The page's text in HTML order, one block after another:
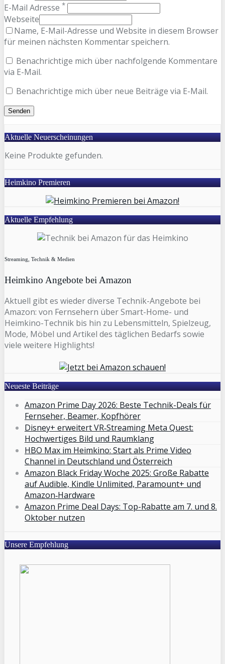
E-Mail Adresse *
Webseite
Name, E-Mail-Adresse und Website in diesem Browser
für meinen nächsten Kommentar speichern.
Benachrichtige mich über nachfolgende Kommentare
via E-Mail.
Benachrichtige mich über neue Beiträge via E-Mail.
Aktuelle Neuerscheinungen
Keine Produkte gefunden.
Heimkino Premieren
Aktuelle Empfehlung
Streaming, Technik & Medien
Heimkino Angebote bei Amazon
Aktuell gibt es wieder diverse Technik-Angebote bei
Amazon: von Fernsehern über Smart-Home- und
Heimkino-Technik bis hin zu Lebensmitteln, Spielzeug,
Mode, Möbel und Artikel des täglichen Bedarfs sowie
viele weitere Highlights!
Neueste Beiträge
Amazon Prime Day 2026: Beste Technik-Deals für
Fernseher, Beamer, Kopfhörer
Disney+ erweitert VR‑Streaming Meta Quest:
Hochwertiges Bild und Raumklang
HBO Max im Heimkino: Start als Prime Video
Channel in Deutschland und Österreich
Amazon Black Friday Woche 2025: Große Rabatte
auf Audible, Kindle Unlimited, Paramount+ und
Amazon‑Hardware
Amazon Prime Deal Days: Top-Rabatte am 7. und 8.
Oktober nutzen
Unsere Empfehlung